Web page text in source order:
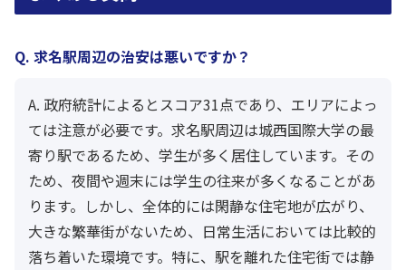
Q. 求名駅周辺の治安は悪いですか？
A. 政府統計によるとスコア31点であり、エリアによっ
ては注意が必要です。求名駅周辺は城西国際大学の最
寄り駅であるため、学生が多く居住しています。その
ため、夜間や週末には学生の往来が多くなることがあ
ります。しかし、全体的には閑静な住宅地が広がり、
大きな繁華街がないため、日常生活においては比較的
落ち着いた環境です。特に、駅を離れた住宅街では静